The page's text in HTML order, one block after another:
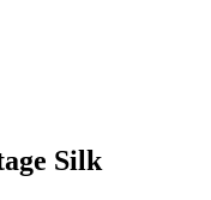
Silk